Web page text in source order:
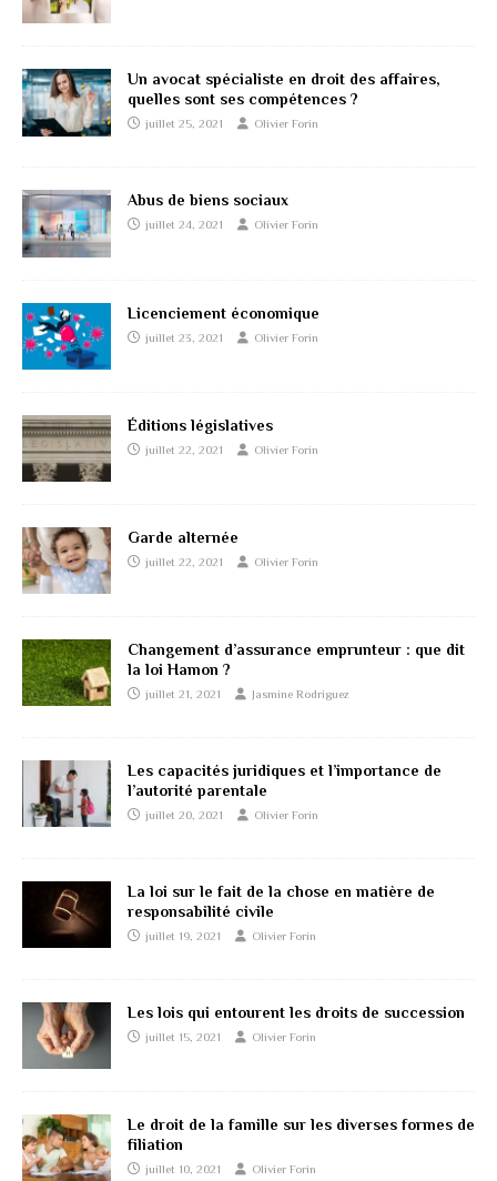
Un avocat spécialiste en droit des affaires,
quelles sont ses compétences ?
juillet 25, 2021 Olivier Forin
Abus de biens sociaux
juillet 24, 2021 Olivier Forin
Licenciement économique
juillet 23, 2021 Olivier Forin
Éditions législatives
juillet 22, 2021 Olivier Forin
Garde alternée
juillet 22, 2021 Olivier Forin
Changement d’assurance emprunteur : que dit
la loi Hamon ?
juillet 21, 2021 Jasmine Rodriguez
Les capacités juridiques et l’importance de
l’autorité parentale
juillet 20, 2021 Olivier Forin
La loi sur le fait de la chose en matière de
responsabilité civile
juillet 19, 2021 Olivier Forin
Les lois qui entourent les droits de succession
juillet 15, 2021 Olivier Forin
Le droit de la famille sur les diverses formes de
filiation
juillet 10, 2021 Olivier Forin